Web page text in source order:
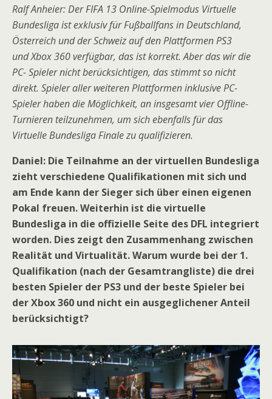
Ralf Anheier: Der FIFA 13 Online-Spielmodus Virtuelle
Bundesliga ist exklusiv für Fußballfans in Deutschland,
Österreich und der Schweiz auf den Plattformen PS3
und Xbox 360 verfügbar, das ist korrekt. Aber das wir die
PC- Spieler nicht berücksichtigen, das stimmt so nicht
direkt. Spieler aller weiteren Plattformen inklusive PC-
Spieler haben die Möglichkeit, an insgesamt vier Offline-
Turnieren teilzunehmen, um sich ebenfalls für das
Virtuelle Bundesliga Finale zu qualifizieren.
Daniel: Die Teilnahme an der virtuellen Bundesliga
zieht verschiedene Qualifikationen mit sich und
am Ende kann der Sieger sich über einen eigenen
Pokal freuen. Weiterhin ist die virtuelle
Bundesliga in die offizielle Seite des DFL integriert
worden. Dies zeigt den Zusammenhang zwischen
Realität und Virtualität. Warum wurde bei der 1.
Qualifikation (nach der Gesamtrangliste) die drei
besten Spieler der PS3 und der beste Spieler bei
der Xbox 360 und nicht ein ausgeglichener Anteil
berücksichtigt?